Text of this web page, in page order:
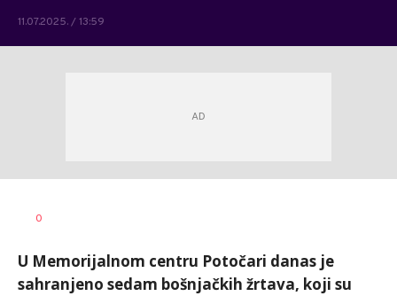
11.07.2025. / 13:59
AUTOR
0
U Memorijalnom centru Potočari danas je
sahranjeno sedam bošnjačkih žrtava, koji su